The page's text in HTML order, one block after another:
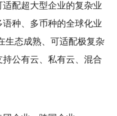
配超大型企业的复杂业
种、多币种的全球化业
生态成熟、可适配极复杂
公有云、私有云、混合